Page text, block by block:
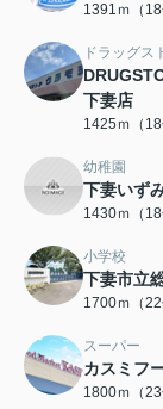
1391ｍ（18
ドラッグス
下妻店
1425ｍ（18
幼稚園
下妻いず
1430ｍ（18
小学校
下妻市立
1700ｍ（22
スーパー
カスミフ
1800ｍ（23